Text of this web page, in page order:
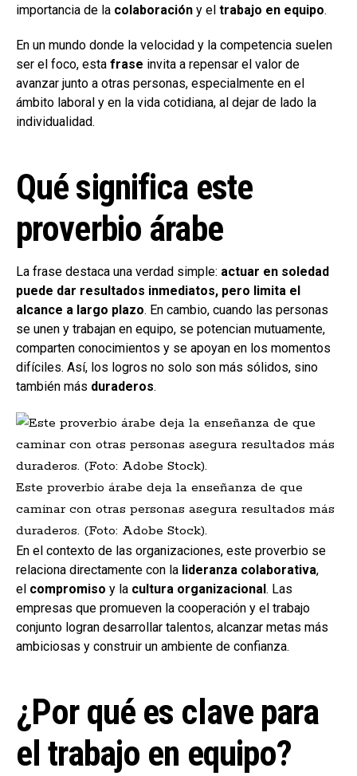
importancia de la colaboración y el trabajo en equipo.
En un mundo donde la velocidad y la competencia suelen
ser el foco, esta frase invita a repensar el valor de
avanzar junto a otras personas, especialmente en el
ámbito laboral y en la vida cotidiana, al dejar de lado la
individualidad.
Qué significa este
proverbio árabe
La frase destaca una verdad simple: actuar en soledad
puede dar resultados inmediatos, pero limita el
alcance a largo plazo. En cambio, cuando las personas
se unen y trabajan en equipo, se potencian mutuamente,
comparten conocimientos y se apoyan en los momentos
difíciles. Así, los logros no solo son más sólidos, sino
también más duraderos.
Este proverbio árabe deja la enseñanza de que
caminar con otras personas asegura resultados más
duraderos. (Foto: Adobe Stock).
En el contexto de las organizaciones, este proverbio se
relaciona directamente con la lideranza colaborativa,
el compromiso y la cultura organizacional . Las
empresas que promueven la cooperación y el trabajo
conjunto logran desarrollar talentos, alcanzar metas más
ambiciosas y construir un ambiente de confianza.
¿Por qué es clave para
el trabajo en equipo?